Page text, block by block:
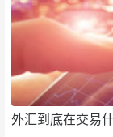
外汇到底在交易